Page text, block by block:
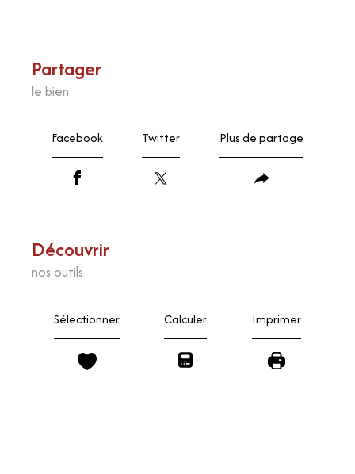
partager
le bien
Facebook Twitter Plus de partage
découvrir
nos outils
Sélectionner Calculer Imprimer